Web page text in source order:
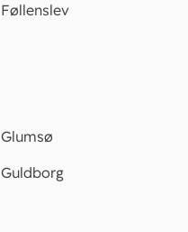
Føllenslev
Glumsø
Guldborg